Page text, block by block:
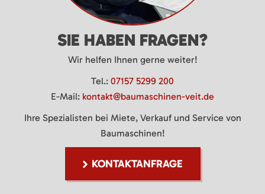
SIE HABEN FRAGEN?
Wir helfen Ihnen gerne weiter!
Tel.: 07157 5299 200
E-Mail: kontakt@baumaschinen-veit.de
Ihre Spezialisten bei Miete, Verkauf und Service von
Baumaschinen!
KONTAKTANFRAGE